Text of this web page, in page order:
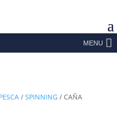
MENU
/ SPINNING/ CAÑA